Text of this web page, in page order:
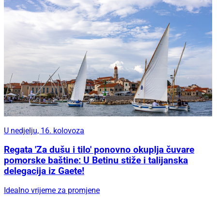
U nedjelju, 16. kolovoza
Regata 'Za dušu i tilo' ponovno okuplja čuvare
pomorske baštine: U Betinu stiže i talijanska
delegacija iz Gaete!
Idealno vrijeme za promjene